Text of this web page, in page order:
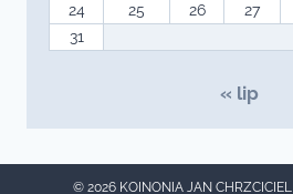
24
25 26 27
31
« lip
© 2026 KOINONIA JAN CHRZCICIEL